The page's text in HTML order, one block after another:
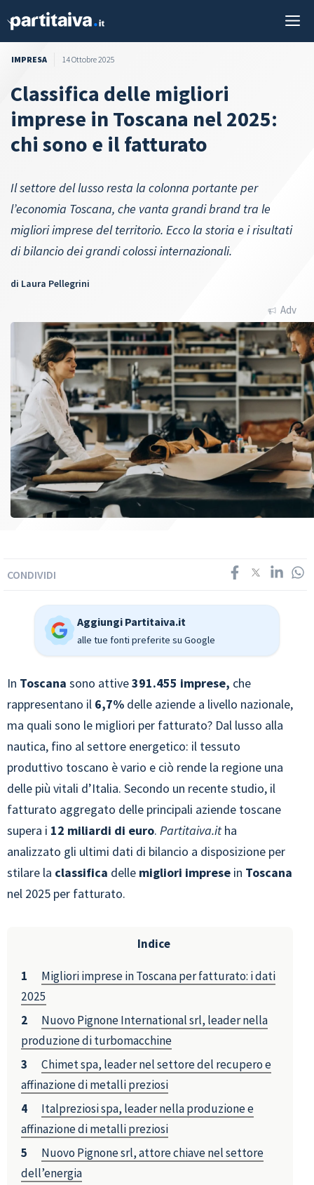
IMPRESA 14 Ottobre 2025
Classifica delle migliori
imprese in Toscana nel 2025:
chi sono e il fatturato
Il settore del lusso resta la colonna portante per
l’economia Toscana, che vanta grandi brand tra le
migliori imprese del territorio. Ecco la storia e i risultati
di bilancio dei grandi colossi internazionali.
di Laura Pellegrini
Adv
CONDIVIDI
Aggiungi Partitaiva.it
alle tue fonti preferite su Google
In Toscana sono attive391.455 imprese, che
rappresentano il 6,7% delle aziende a livello nazionale,
ma quali sono le migliori per fatturato? Dal lusso alla
nautica, fino al settore energetico: il tessuto
produttivo toscano è vario e ciò rende la regione una
delle più vitali d’Italia. Secondo un recente studio, il
fatturato aggregato delle principali aziende toscane
supera i 12 miliardi di euro. Partitaiva.it ha
analizzato gli ultimi dati di bilancio a disposizione per
stilare la classifica delle migliori imprese in Toscana
nel 2025 per fatturato.
Indice
Migliori imprese in Toscana per fatturato: i dati
2025
Nuovo Pignone International srl, leader nella
produzione di turbomacchine
Chimet spa, leader nel settore del recupero e
affinazione di metalli preziosi
Italpreziosi spa, leader nella produzione e
affinazione di metalli preziosi
Nuovo Pignone srl, attore chiave nel settore
dell’energia